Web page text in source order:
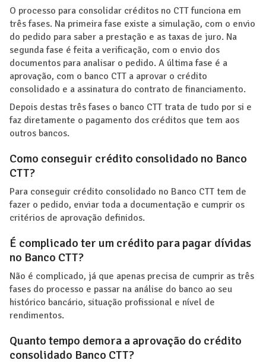
O processo para consolidar créditos no CTT funciona em
três fases. Na primeira fase existe a simulação, com o envio
do pedido para saber a prestação e as taxas de juro. Na
segunda fase é feita a verificação, com o envio dos
documentos para analisar o pedido. A última fase é a
aprovação, com o banco CTT a aprovar o crédito
consolidado e a assinatura do contrato de financiamento.
Depois destas três fases o banco CTT trata de tudo por si e
faz diretamente o pagamento dos créditos que tem aos
outros bancos.
Como conseguir crédito consolidado no Banco
CTT?
Para conseguir crédito consolidado no Banco CTT tem de
fazer o pedido, enviar toda a documentação e cumprir os
critérios de aprovação definidos.
É complicado ter um crédito para pagar dívidas
no Banco CTT?
Não é complicado, já que apenas precisa de cumprir as três
fases do processo e passar na análise do banco ao seu
histórico bancário, situação profissional e nível de
rendimentos.
Quanto tempo demora a aprovação do crédito
consolidado Banco CTT?